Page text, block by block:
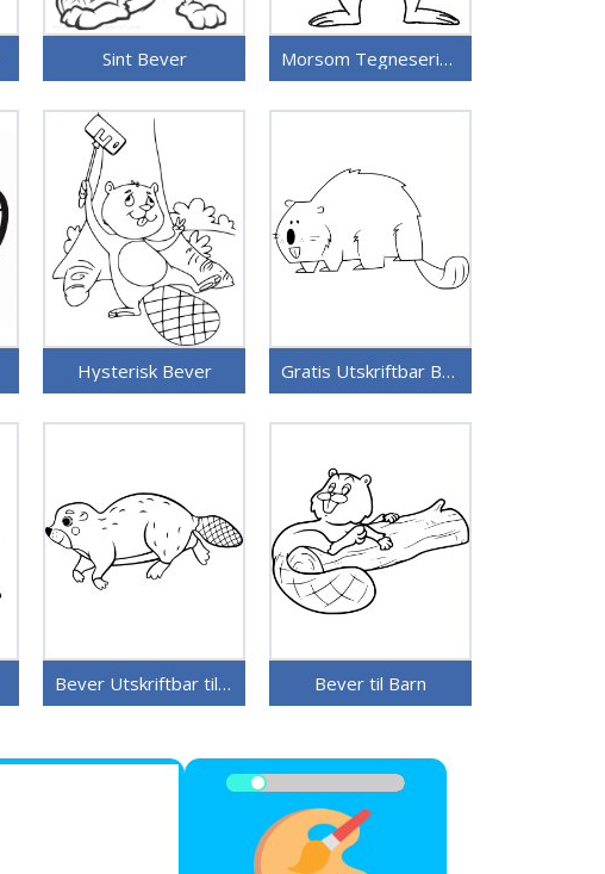
Sint Bever Morsom Tegneserie Bever
Hysterisk Bever Gratis Utskriftbar Bever
Bever Utskriftbar til Barn Bever til Barn